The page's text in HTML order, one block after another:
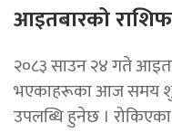
आइतबारको
२०८३ साउन २४ गते
भएकाहरूका आज समय शुभ
उपलब्धि हुनेछ ।